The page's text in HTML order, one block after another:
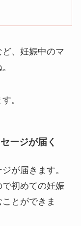
、妊娠中のマ
。
ージが届く
が届きます。
初めての妊娠
とができま